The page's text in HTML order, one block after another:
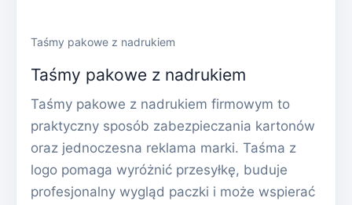
Taśmy pakowe z nadrukiem
Taśmy pakowe z nadrukiem
Taśmy pakowe z nadrukiem firmowym to
praktyczny sposób zabezpieczania kartonów
oraz jednoczesna reklama marki. Taśma z
logo pomaga wyróżnić przesyłkę, buduje
profesjonalny wygląd paczki i może wspierać